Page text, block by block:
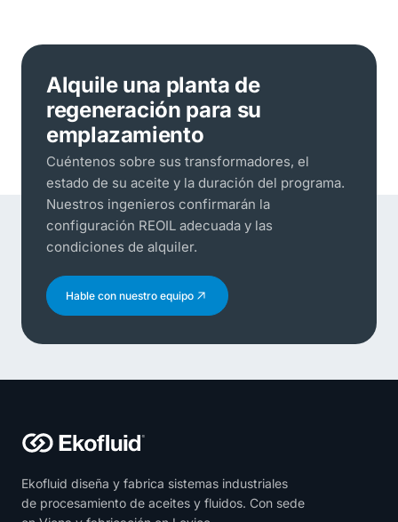
Alquile una planta de
regeneración para su
emplazamiento
Cuéntenos sobre sus transformadores, el
estado de su aceite y la duración del programa.
Nuestros ingenieros confirmarán la
configuración REOIL adecuada y las
condiciones de alquiler.
Hable con nuestro equipo
Ekofluid diseña y fabrica sistemas industriales
de procesamiento de aceites y fluidos. Con sede